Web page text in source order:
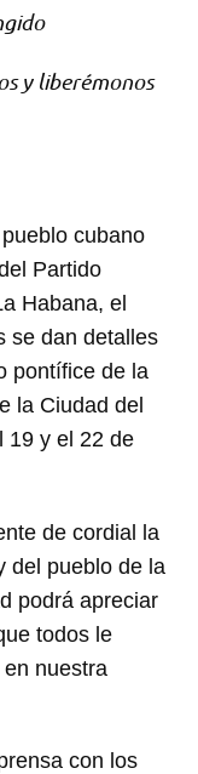
y liberémonos
cubano
Partido
Habana, el
se dan detalles
pontífice de la
la Ciudad del
19 y el 22 de
de cordial la
del pueblo de la
podrá apreciar
todos le
nuestra
con los